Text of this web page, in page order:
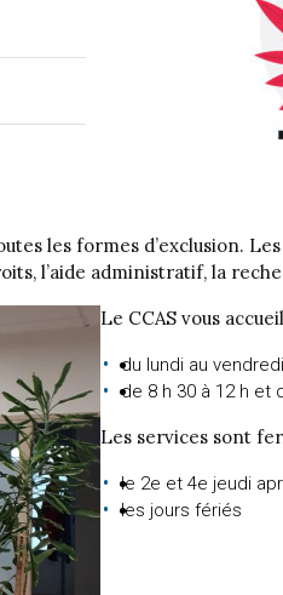
les formes d’exclusion.
l’aide administratif, la
Le CCAS vous
du lundi au vendredi
de 8 h 30 à 12 h et
Les services sont
le 2e et 4e jeudi
les jours fériés